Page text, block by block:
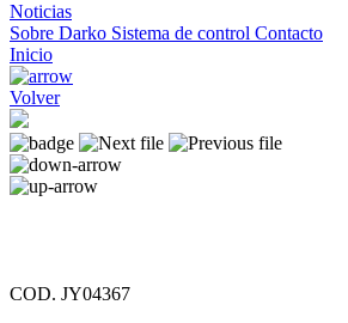
Noticias
Sobre Darko Sistema de control Contacto
Inicio
Volver
COD. JY04367